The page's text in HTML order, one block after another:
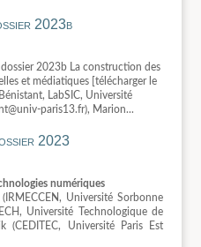
2023b
2023b La construction des
et médiatiques [télécharger le
LabSIC, Université
paris13.fr), Marion...
2023
numériques
Université Sorbonne
Université Technologique de
(CEDITEC, Université Paris Est